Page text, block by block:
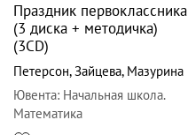
Праздник первоклассника
(3 диска + методичка)
(3CD)
Петерсон,Зайцева, Мазурина
Ювента: Начальная школа.
Математика